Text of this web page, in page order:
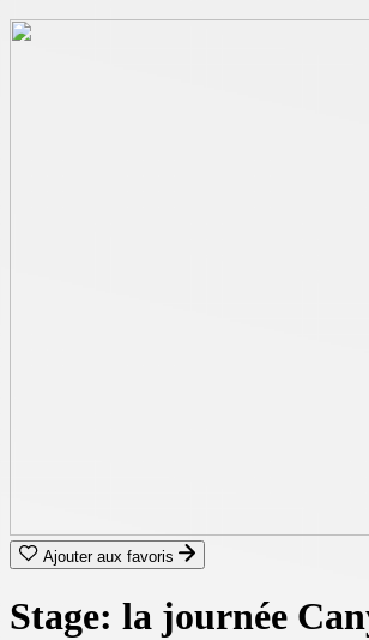
Ajouter aux favoris
Stage: la journée